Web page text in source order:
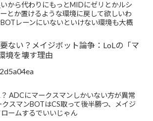
から代わりにもっとMIDにゼリとかルシ
とか置けるような環境に戻して欲しいわ
レーンにいないといけない環境も大概
ない？メイジボット論争：LoLの「マ
境を壊す理由
ADCにマークスマンしかいない方が異常
スマンBOTはCS取って後半勝つ、メイジ
ームするでいいじゃん